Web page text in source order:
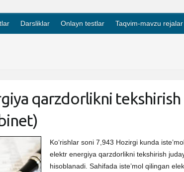
Darsliklar Onlayn testlar Taqvim-mavzu rejalar
qarzdorlikni tekshirish
Ko‘rishlar soni 7,943 Hozirgi kunda
elektr energiya qarzdorlikni tekshirish
hisoblanadi. Sahifada iste’mol qilingan